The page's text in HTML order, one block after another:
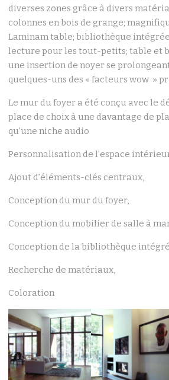
diverses zones grâce à divers
colonnes en bois de grange;
Laminam table; bibliothèque
lecture pour les tout-petits; table et
une insertion de noyer se
quelques-uns des « facteurs wow »
Le mur du foyer a été conçu avec le
place de choix à une davantage de
qu’une niche audio
Personnalisation de l’espace
Ajout d’éléments-clés centraux,
Conception du mur du foyer,
Conception du mobilier de salle à
Conception de la bibliothèque
Recherche de matériaux,
Coloration